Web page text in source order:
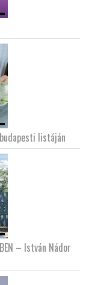
listáján
– István Nádor